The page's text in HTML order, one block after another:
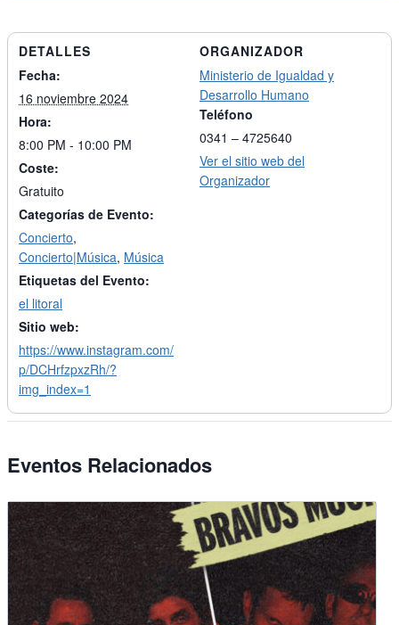
DETALLES
Fecha:
16 noviembre 2024
Hora:
8:00 PM - 10:00 PM
Coste:
Gratuito
Categorías de Evento:
Concierto,
Concierto|Música, Música
Etiquetas del Evento:
el litoral
Sitio web:
https://www.instagram.com/
p/DCHrfzpxzRh/?
img_index=1
ORGANIZADOR
Ministerio de Igualdad y
Desarrollo Humano
Teléfono
0341 – 4725640
Ver el sitio web del
Organizador
Eventos Relacionados